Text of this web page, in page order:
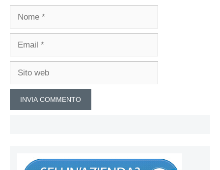
Nome
Email
Sito